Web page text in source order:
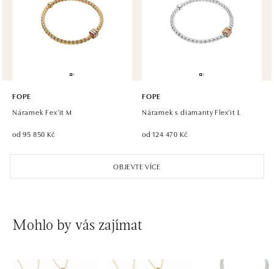
Einsteinova 18, 851 01 Bratislava
tel.: +421 917 090 891
dnes otevřeno od 09:00
OBJEVTE VÍCE
FOPE
Náramek Fex'it M
od 95 850 Kč
FOPE
Náramek s diamanty Flex'it L
od 124 470 Kč
Mohlo by vás zajímat